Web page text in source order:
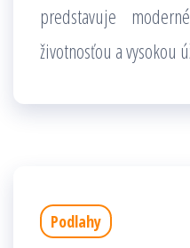
predstavuje
životnosťou a vysokou
Podlahy